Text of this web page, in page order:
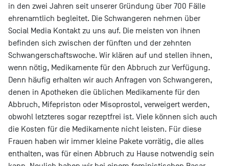
in den zwei Jahren seit unserer Gründung über 700 Fälle
ehrenamtlich begleitet. Die Schwangeren nehmen über
Social Media Kontakt zu uns auf. Die meisten von ihnen
befinden sich zwischen der fünften und der zehnten
Schwangerschaftswoche. Wir klären auf und stellen ihnen,
wenn nötig, Medikamente für den Abbruch zur Verfügung.
Denn häufig erhalten wir auch Anfragen von Schwangeren,
denen in Apotheken die üblichen Medikamente für den
Abbruch, Mifepriston oder Misoprostol, verweigert werden,
obwohl letzteres sogar rezeptfrei ist. Viele können sich auch
die Kosten für die Medikamente nicht leisten. Für diese
Frauen haben wir immer kleine Pakete vorrätig, die alles
enthalten, was für einen Abbruch zu Hause notwendig sein